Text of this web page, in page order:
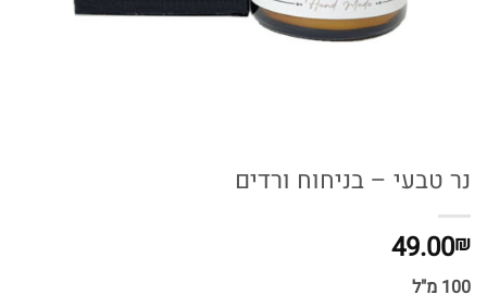
נר טבעי – בניחוח ורדים
49.00₪
100 מ"ל